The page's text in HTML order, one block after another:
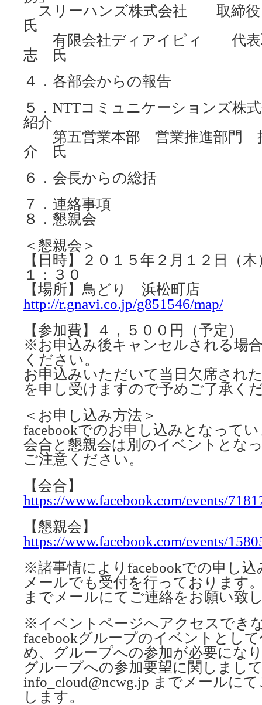
スリーハンズ株式会社
氏
有限会社ディアイピィ 代
志 氏
４．各部会からの報告
５．NTTコミュニケーションズ株
紹介
第五営業本部 営業推進部門
介 氏
６．会長からの総括
７．連絡事項
８．懇親会
＜懇親会＞
【日時】２０１５年２月１２日（
１：３０
【場所】鳥どり 浜松町店
http://r.gnavi.co.jp/g851546/map/
【参加費】４，５００円（予定）
※お申込み後キャンセルされる場
ください。
お申込みいただいて当日欠席され
を申し受けますので予めご了承く
＜お申し込み方法＞
facebookでのお申し込みとなって
会合と懇親会は別のイベントとな
ご注意ください。
【会合】
https://www.facebook.com/events/
【懇親会】
https://www.facebook.com/events/
※諸事情によりfacebookでの申し
メールでも受付を行っております
までメールにてご連絡をお願い致
※イベントページへアクセスでき
facebookグループのイベントとし
め、グループへの参加が必要にな
グループへの参加要望に関しまし
info_cloud@ncwg.jp までメールに
します。